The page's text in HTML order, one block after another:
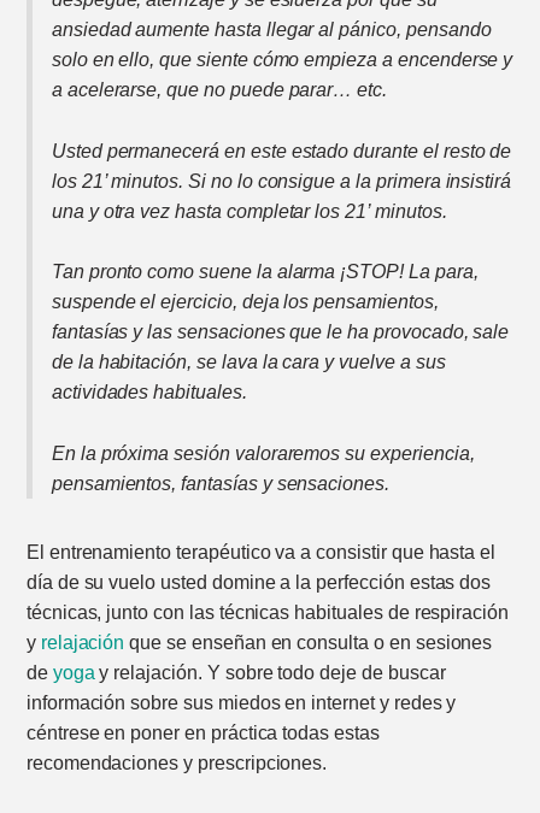
ansiedad aumente hasta llegar al pánico, pensando
solo en ello, que siente cómo empieza a encenderse y
a acelerarse, que no puede parar… etc.
Usted permanecerá en este estado durante el resto de
los 21’ minutos. Si no lo consigue a la primera insistirá
una y otra vez hasta completar los 21’ minutos.
Tan pronto como suene la alarma ¡STOP! La para,
suspende el ejercicio, deja los pensamientos,
fantasías y las sensaciones que le ha provocado, sale
de la habitación, se lava la cara y vuelve a sus
actividades habituales.
En la próxima sesión valoraremos su experiencia,
pensamientos, fantasías y sensaciones.
El entrenamiento terapéutico va a consistir que hasta el
día de su vuelo usted domine a la perfección estas dos
técnicas, junto con las técnicas habituales de respiración
y relajación que se enseñan en consulta o en sesiones
de yoga y relajación. Y sobre todo deje de buscar
información sobre sus miedos en internet y redes y
céntrese en poner en práctica todas estas
recomendaciones y prescripciones.